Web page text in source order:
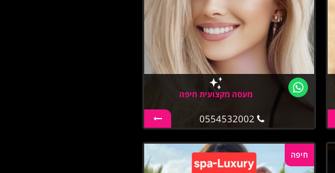
מעסה מקצועית חיפה
0554532002
חיפה